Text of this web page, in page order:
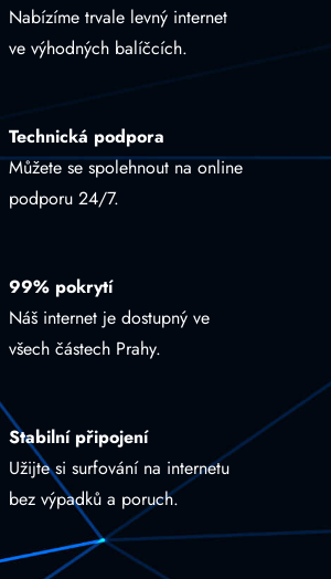
Nabízíme trvale levný internet
ve výhodných balíčcích.
Technická podpora
Můžete se spolehnout na online
podporu 24/7.
99% pokrytí
Náš internet je dostupný ve
všech částech Prahy.
Stabilní připojení
Užijte si surfování na internetu
bez výpadků a poruch.